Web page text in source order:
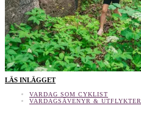
LÄS INLÄGGET
VARDAG SOM CYKLIST
VARDAGSÄVENYR & UTFLYKTER